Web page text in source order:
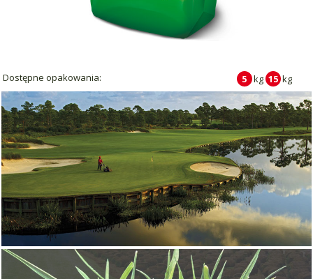
Dostępne opakowania: 5 kg 15 kg